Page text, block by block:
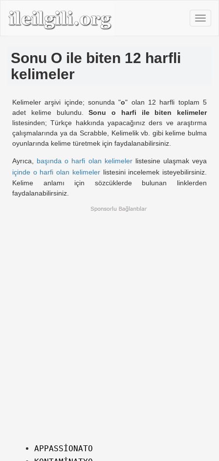
Sonu O ile biten 12 harfli
kelimeler
Kelimeler arşivi içinde; sonunda "o" olan 12 harfli toplam 5
adet kelime bulundu.Sonu o harfi ile biten kelimeler
listesinden; Türkçe hakkında yapacağınız ders ve araştırma
çalışmalarında ya da Scrabble, Kelimelik vb. gibi kelime bulma
oyunlarında kelime türetmek için faydalanabilirsiniz.
Ayrıca, başında o harfi olan kelimelerlistesine ulaşmak veya
içinde o harfi olan kelimelerlistesini incelemek isteyebilirsiniz.
Kelime anlamı için sözcüklerde bulunan linklerden
faydalanabilirsiniz.
APPASSİONATO